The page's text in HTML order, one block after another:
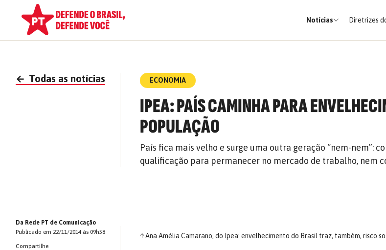
Notícias Diretrizes
← Todas as notícias ECONOMIA
IPEA: PAÍS CAMINHA PARA
POPULAÇÃO
País fica mais velho e surge uma outra geração “nem-nem”:
qualificação para permanecer no mercado de trabalho, nem
Da Rede PT de Comunicação
Publicado em 22/11/2014 às 09h58
Compartilhe
↑Ana Amélia Camarano, do Ipea: envelhecimento do Brasil traz, também, risco